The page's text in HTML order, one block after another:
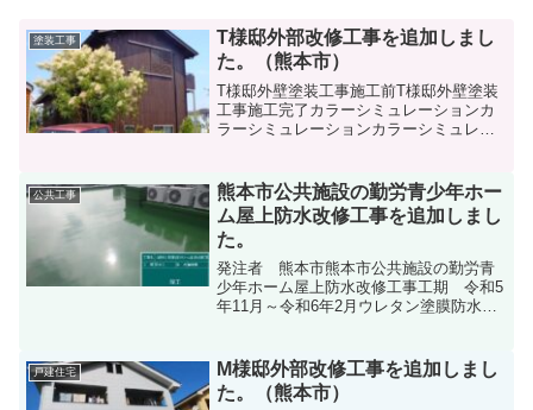
塗装工事
T様邸外部改修工事を追加しまし
た。（熊本市）
T様邸外壁塗装工事施工前T様邸外壁塗装
工事施工完了カラーシミュレーションカ
ラーシミュレーションカラーシミュレー
ミュレーションにてカラーを選択してい
ただきました。
公共工事
熊本市公共施設の勤労青少年ホー
ム屋上防水改修工事を追加しまし
た。
発注者 熊本市熊本市公共施設の勤労青
少年ホーム屋上防水改修工事工期 令和5
年11月～令和6年2月ウレタン塗膜防水X-1
（立上り） 100ｍ2 他
戸建住宅
M様邸外部改修工事を追加しまし
た。（熊本市）